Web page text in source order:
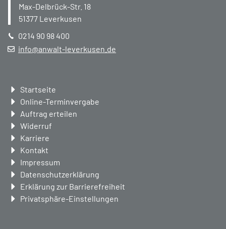
Max-Delbrück-Str. 18
51377 Leverkusen
0214 90 98 400
info@anwalt-leverkusen.de
Navigation
überspringen
Startseite
Online-Terminvergabe
Auftrag erteilen
Widerruf
Karriere
Kontakt
Impressum
Datenschutzerklärung
Erklärung zur Barrierefreiheit
Privatsphäre-Einstellungen